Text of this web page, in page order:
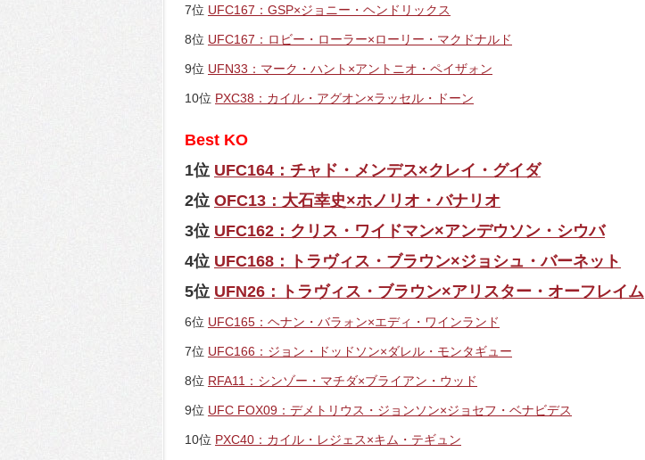
7位 UFC167：GSP×ジョニー・ヘンドリックス
8位 UFC167：ロビー・ローラー×ローリー・マクドナルド
9位 UFN33：マーク・ハント×アントニオ・ペイザォン
10位 PXC38：カイル・アグオン×ラッセル・ドーン
Best KO
1位 UFC164：チャド・メンデス×クレイ・グイダ
2位 OFC13：大石幸史×ホノリオ・バナリオ
3位 UFC162：クリス・ワイドマン×アンデウソン・シウバ
4位 UFC168：トラヴィス・ブラウン×ジョシュ・バーネット
5位 UFN26：トラヴィス・ブラウン×アリスター・オーフレイム
6位 UFC165：ヘナン・バラォン×エディ・ワインランド
7位 UFC166：ジョン・ドッドソン×ダレル・モンタギュー
8位 RFA11：シンゾー・マチダ×ブライアン・ウッド
9位 UFC FOX09：デメトリウス・ジョンソン×ジョセフ・ベナビデス
10位 PXC40：カイル・レジェス×キム・テギュン